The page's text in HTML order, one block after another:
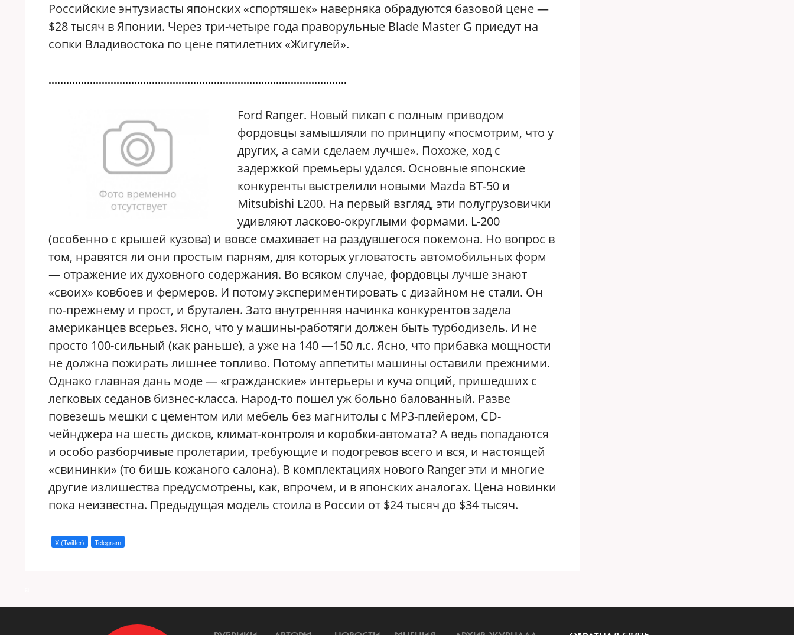
Российские энтузиасты японских «спортяшек» наверняка обрадуются базовой цене —
$28 тысяч в Японии. Через три-четыре года праворульные Blade Master G приедут на
сопки Владивостока по цене пятилетних «Жигулей».
.....................................................................................................
Ford Ranger. Новый пикап с полным приводом
фордовцы замышляли по принципу «посмотрим, что у
других, а сами сделаем лучше». Похоже, ход с
задержкой премьеры удался. Основные японские
конкуренты выстрелили новыми Mazda BT-50 и
Mitsubishi L200. На первый взгляд, эти полугрузовички
удивляют ласково-округлыми формами. L-200
(особенно с крышей кузова) и вовсе смахивает на раздувшегося покемона. Но вопрос в
том, нравятся ли они простым парням, для которых угловатость автомобильных форм
— отражение их духовного содержания. Во всяком случае, фордовцы лучше знают
«своих» ковбоев и фермеров. И потому экспериментировать с дизайном не стали. Он
по-прежнему и прост, и брутален. Зато внутренняя начинка конкурентов задела
американцев всерьез. Ясно, что у машины-работяги должен быть турбодизель. И не
просто 100-сильный (как раньше), а уже на 140 —150 л.с. Ясно, что прибавка мощности
не должна пожирать лишнее топливо. Потому аппетиты машины оставили прежними.
Однако главная дань моде — «гражданские» интерьеры и куча опций, пришедших с
легковых седанов бизнес-класса. Народ-то пошел уж больно балованный. Разве
повезешь мешки с цементом или мебель без магнитолы с MP3-плейером, СD-
чейнджера на шесть дисков, климат-контроля и коробки-автомата? А ведь попадаются
и особо разборчивые пролетарии, требующие и подогревов всего и вся, и настоящей
«свининки» (то бишь кожаного салона). В комплектациях нового Ranger эти и многие
другие излишества предусмотрены, как, впрочем, и в японских аналогах. Цена новинки
пока неизвестна. Предыдущая модель стоила в России от $24 тысяч до $34 тысяч.
X (Twitter) Telegram